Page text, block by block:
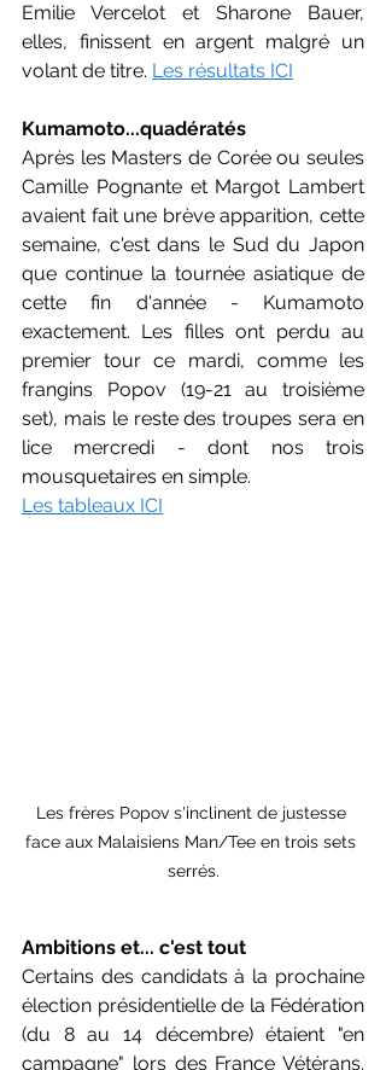
Emilie Vercelot et Sharone Bauer,
elles, finissent en argent malgré un
volant de titre. Les résultats ICI
Kumamoto...quadératés
Après les Masters de Corée ou seules
Camille Pognante et Margot Lambert
avaient fait une brève apparition, cette
semaine, c'est dans le Sud du Japon
que continue la tournée asiatique de
cette fin d'année - Kumamoto
exactement. Les filles ont perdu au
premier tour ce mardi, comme les
frangins Popov (19-21 au troisième
set), mais le reste des troupes sera en
lice mercredi - dont nos trois
mousquetaires en simple.
Les tableaux ICI
Les frères Popov s'inclinent de justesse
face aux Malaisiens Man/Tee en trois sets
serrés.
Ambitions et... c'est tout
Certains des candidats à la prochaine
élection présidentielle de la Fédération
(du 8 au 14 décembre) étaient "en
campagne" lors des France Vétérans.